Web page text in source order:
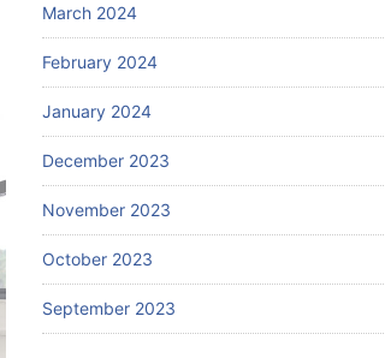
March 2024
February 2024
January 2024
December 2023
November 2023
October 2023
September 2023